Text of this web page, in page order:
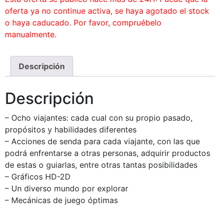
oferta ya no continue activa, se haya agotado el stock
o haya caducado. Por favor, compruébelo
manualmente.
Descripción
Descripción
– Ocho viajantes: cada cual con su propio pasado,
propósitos y habilidades diferentes
– Acciones de senda para cada viajante, con las que
podrá enfrentarse a otras personas, adquirir productos
de estas o guiarlas, entre otras tantas posibilidades
– Gráficos HD-2D
– Un diverso mundo por explorar
– Mecánicas de juego óptimas